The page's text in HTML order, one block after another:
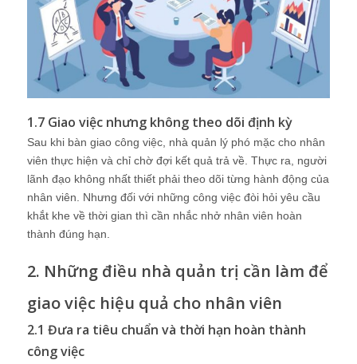
1.7 Giao việc nhưng không theo dõi định kỳ
Sau khi bàn giao công việc, nhà quản lý phó mặc cho nhân
viên thực hiện và chỉ chờ đợi kết quả trả về. Thực ra, người
lãnh đạo không nhất thiết phải theo dõi từng hành động của
nhân viên. Nhưng đối với những công việc đòi hỏi yêu cầu
khắt khe về thời gian thì cần nhắc nhở nhân viên hoàn
thành đúng hạn.
2. Những điều nhà quản trị cần làm để
giao việc hiệu quả cho nhân viên
2.1 Đưa ra tiêu chuẩn và thời hạn hoàn thành
công việc